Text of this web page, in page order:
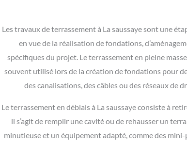
Les travaux de terrassement à La saussaye sont une
en vue de la réalisation de fondations,
spécifiques du projet. Le terrassement en pleine
souvent utilisé lors de la création de fondations pour
des canalisations, des câbles ou des réseaux de
Le terrassement en déblais à La saussaye consiste à
il s’agit de remplir une cavité ou de rehausser un
minutieuse et un équipement adapté, comme des